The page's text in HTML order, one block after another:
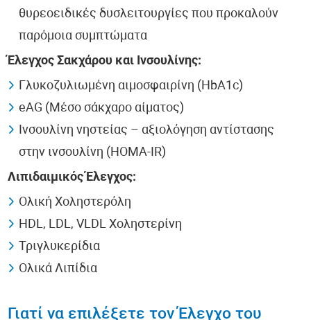
θυρεοειδικές δυσλειτουργίες που προκαλούν
παρόμοια συμπτώματα
Έλεγχος Σακχάρου και Ινσουλίνης:
Γλυκοζυλιωμένη αιμοσφαιρίνη (HbA1c)
eAG (Μέσο σάκχαρο αίματος)
Ινσουλίνη νηστείας – αξιολόγηση αντίστασης
στην ινσουλίνη (HOMA-IR)
Λιπιδαιμικός Έλεγχος:
Ολική Χοληστερόλη
HDL, LDL, VLDL Χοληστερίνη
Τριγλυκερίδια
Ολικά Λιπίδια
Γιατί να επιλέξετε τον Έλεγχο του